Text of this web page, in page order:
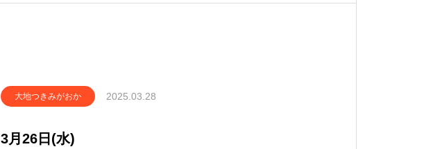
大地つきみがおか 2025.03.28
3月26日(水)